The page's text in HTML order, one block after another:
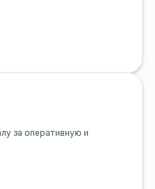
за оперативную и